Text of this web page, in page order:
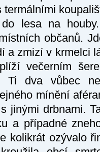
termálními
lesa na
občanů.
a zmizí v krmelci
večerním
Ti dva vůbec
mínění
jinými drbnami.
a případné
kolikrát ozývalo